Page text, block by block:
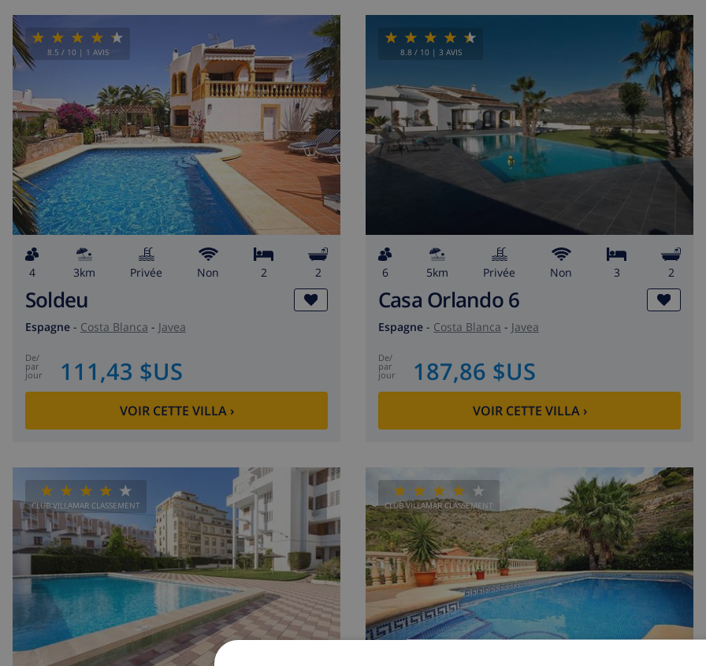
8.5 / 10 | 1 AVIS
4 3km privée Non 2 2
Soldeu
Espagne - Costa Blanca - Javea
de/
par
jour 111,43 $US
VOIR CETTE VILLA›
8.8 / 10 | 3 AVIS
6 5km privée Non 3 2
Casa Orlando 6
Espagne - Costa Blanca - Javea
de/
par
jour 187,86 $US
VOIR CETTE VILLA›
CLUB VILLAMAR CLASSEMENT CLUB VILLAMAR CLASSEMENT